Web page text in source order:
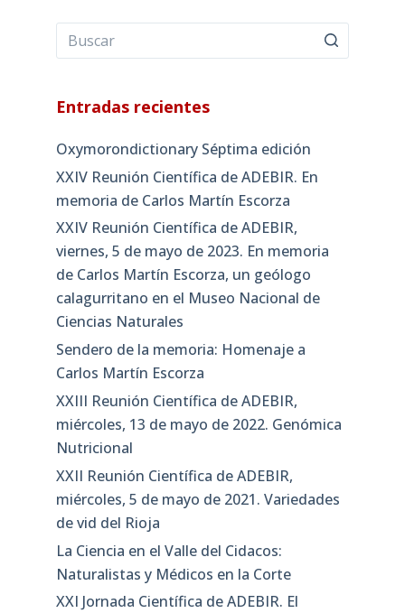
Entradas recientes
Oxymorondictionary Séptima edición
XXIV Reunión Científica de ADEBIR. En
memoria de Carlos Martín Escorza
XXIV Reunión Científica de ADEBIR,
viernes, 5 de mayo de 2023. En memoria
de Carlos Martín Escorza, un geólogo
calagurritano en el Museo Nacional de
Ciencias Naturales
Sendero de la memoria: Homenaje a
Carlos Martín Escorza
XXIII Reunión Científica de ADEBIR,
miércoles, 13 de mayo de 2022. Genómica
Nutricional
XXII Reunión Científica de ADEBIR,
miércoles, 5 de mayo de 2021. Variedades
de vid del Rioja
La Ciencia en el Valle del Cidacos:
Naturalistas y Médicos en la Corte
XXI Jornada Científica de ADEBIR. El